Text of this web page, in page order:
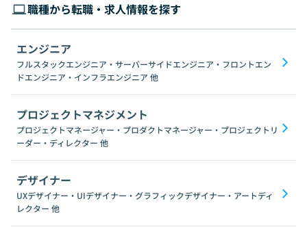
職種から転職・求人情報を探す
エンジニア
フルスタックエンジニア・サーバーサイドエンジニア・フロントエン
ドエンジニア・インフラエンジニア 他
プロジェクトマネジメント
プロジェクトマネージャー・プロダクトマネージャー・プロジェクトリ
ーダー・ディレクター 他
デザイナー
UXデザイナー・UIデザイナー・グラフィックデザイナー・アートディ
レクター 他